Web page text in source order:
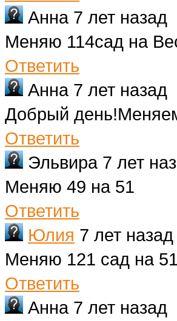
Анна 7 лет назад
Меняю 114сад на
Ответить
Анна 7 лет назад
Добрый
Ответить
Эльвира 7 лет
Меняю 49 на 51
Ответить
Юлия 7 лет назад
Меняю 121 сад на
Ответить
Анна 7 лет назад